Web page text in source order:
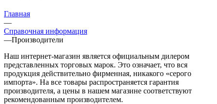
Главная
—
Справочная информация
—Производители
Наш интернет-магазин является официальным дилером
представленных торговых марок. Это означает, что вся
продукция действительно фирменная, никакого «серого
импорта». На все товары распространяется гарантия
производителя, а цены в нашем магазине соответствуют
рекомендованным производителем.